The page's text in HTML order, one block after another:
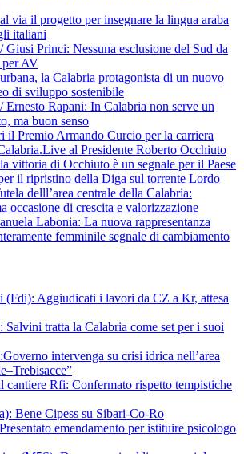
via il progetto per insegnare la lingua araba
italiani
Princi: Nessuna esclusione del Sud da
per AV
la Calabria protagonista di un nuovo
di sviluppo sostenibile
Rapani: In Calabria non serve un
ma buon senso
il Premio Armando Curcio per la carriera
al Presidente Roberto Occhiuto
vittoria di Occhiuto è un segnale per il Paese
il ripristino della Diga sul torrente Lordo
delll’area centrale della Calabria:
occasione di crescita e valorizzazione
Labonia: La nuova rappresentanza
femminile segnale di cambiamento
(Fdi): Aggiudicati i lavori da CZ a Kr, attesa
tratta la Calabria come set per i suoi
intervenga su crisi idrica nell’area
cantiere Rfi: Confermato rispetto tempistiche
Bene Cipess su Sibari-Co-Ro
emendamento per istituire psicologo